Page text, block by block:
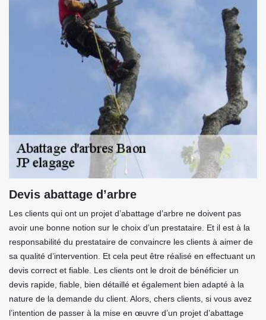
Devis abattage d’arbre
Les clients qui ont un projet d’abattage d’arbre ne doivent pas
avoir une bonne notion sur le choix d’un prestataire. Et il est à la
responsabilité du prestataire de convaincre les clients à aimer de
sa qualité d’intervention. Et cela peut être réalisé en effectuant un
devis correct et fiable. Les clients ont le droit de bénéficier un
devis rapide, fiable, bien détaillé et également bien adapté à la
nature de la demande du client. Alors, chers clients, si vous avez
l’intention de passer à la mise en œuvre d’un projet d’abattage